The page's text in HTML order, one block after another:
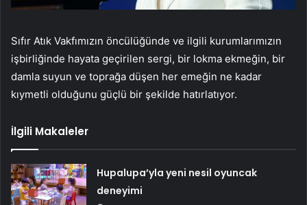
Sıfır Atık Vakfımızın öncülüğünde ve ilgili kurumlarımızın
işbirliğinde hayata geçirilen sergi, bir lokma ekmeğin, bir
damla suyun ve toprağa düşen her emeğin ne kadar
kıymetli olduğunu güçlü bir şekilde hatırlatıyor.
İlgili Makaleler
Hupalupa’yla yeni nesil oyuncak
deneyimi